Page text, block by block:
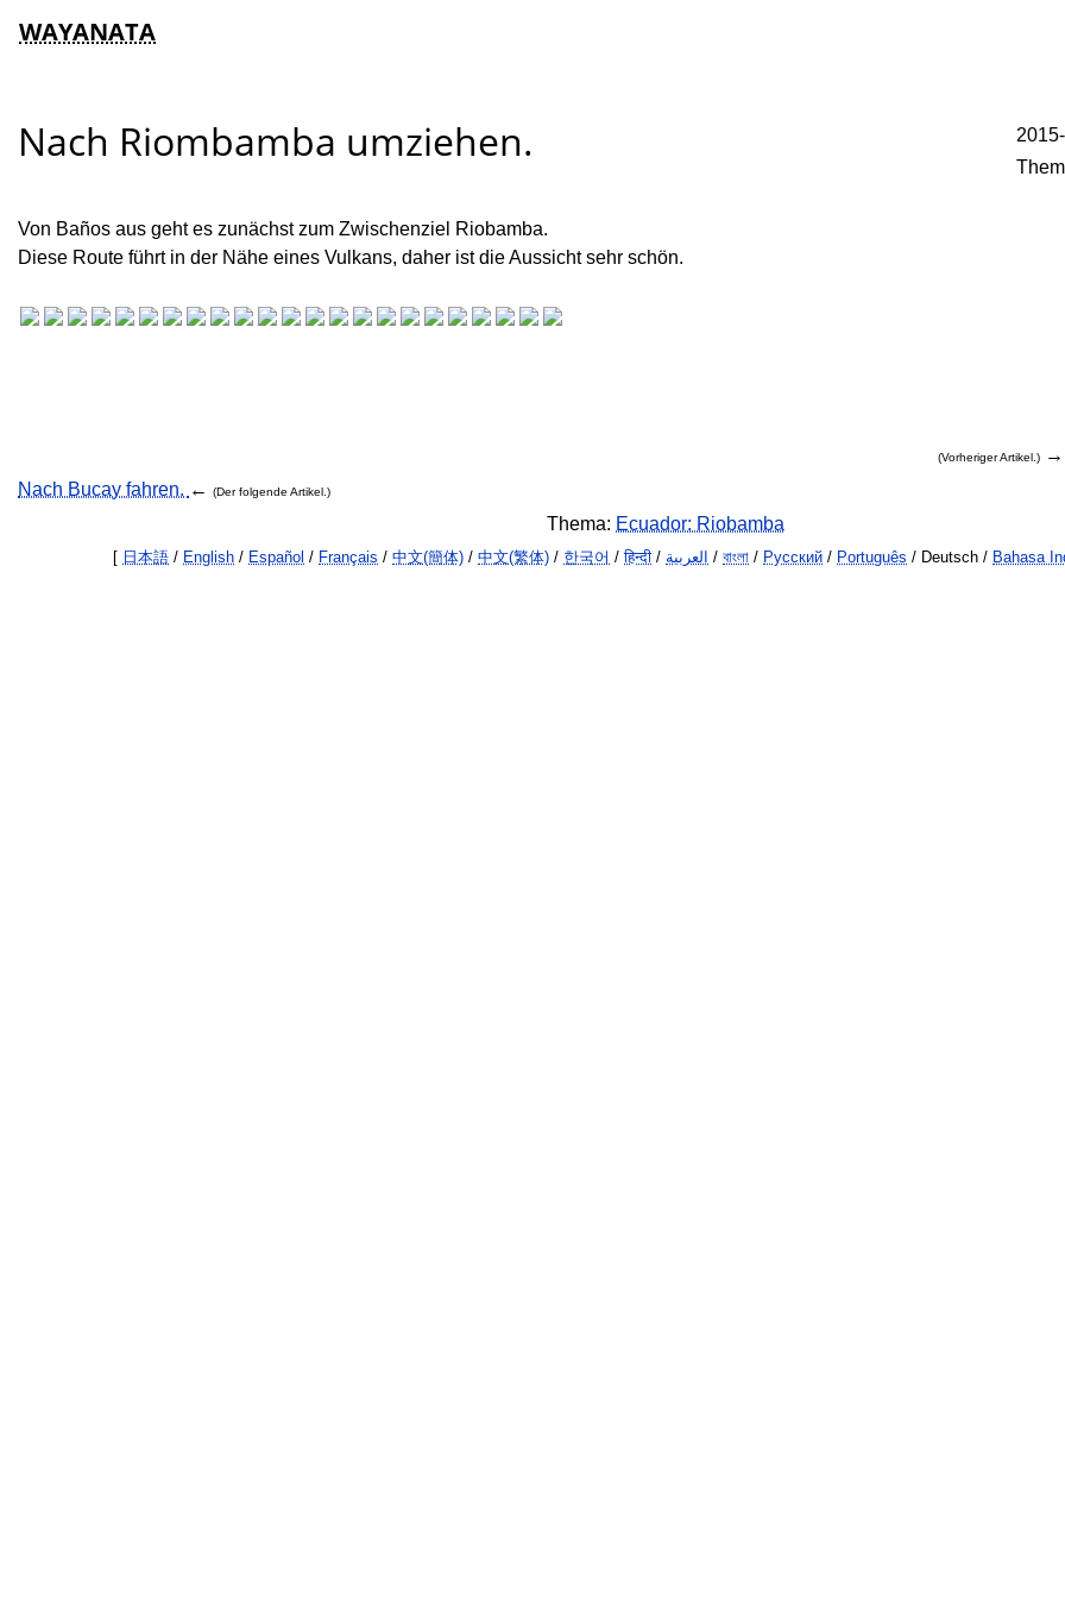
WAYANATA
Nach Riombamba umziehen.
Von Baños aus geht es zunächst zum Zwischenziel Riobamba.
Diese Route führt in der Nähe eines Vulkans, daher ist die Aussicht sehr schön.
(Vorheriger Artikel.) →
Nach Bucay fahren. ← (Der folgende Artikel.)
Thema: Ecuador: Riobamba
[ 日本語 / English / Español / Français / 中文(簡体) / 中文(繁体) / 한국어 /हिन्दी / العربية / বাংলা / Русский / Português / Deutsch / Bahasa